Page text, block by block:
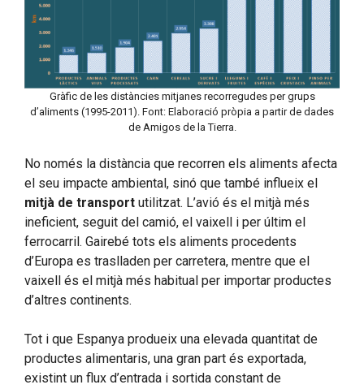
Gràfic de les distàncies mitjanes recorregudes per grups
d’aliments (1995-2011). Font: Elaboració pròpia a partir de dades
de Amigos de la Tierra.
No només la distància que recorren els aliments afecta
el seu impacte ambiental, sinó que també influeix el
mitjà de transport utilitzat. L’avió és el mitjà més
ineficient, seguit del camió, el vaixell i per últim el
ferrocarril. Gairebé tots els aliments procedents
d’Europa es traslladen per carretera, mentre que el
vaixell és el mitjà més habitual per importar productes
d’altres continents.
Tot i que Espanya produeix una elevada quantitat de
productes alimentaris, una gran part és exportada,
existint un flux d’entrada i sortida constant de